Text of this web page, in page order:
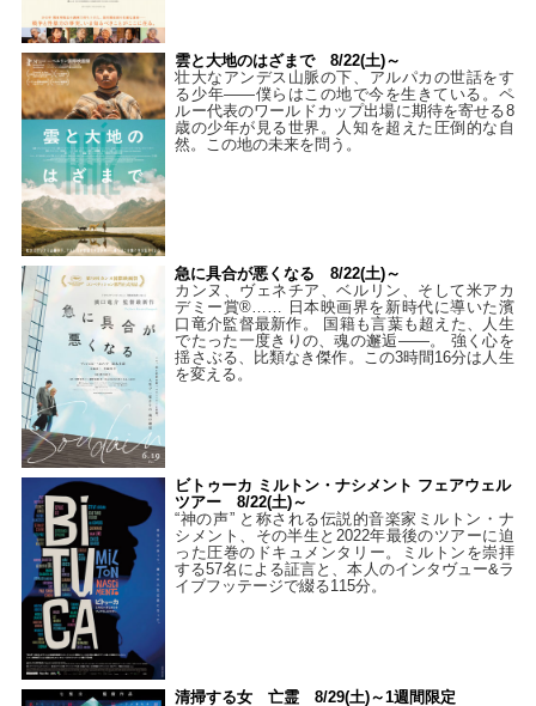
雲と大地のはざまで 8/22(土)～
壮大なアンデス山脈の下、アルパカの世話をす
る少年――僕らはこの地で今を生きている。ペ
ルー代表のワールドカップ出場に期待を寄せる8
歳の少年が見る世界。人知を超えた圧倒的な自
然。この地の未来を問う。
急に具合が悪くなる 8/22(土)～
カンヌ、ヴェネチア、ベルリン、そして米アカ
デミー賞®…… 日本映画界を新時代に導いた濱
口竜介監督最新作。 国籍も言葉も超えた、人生
でたった一度きりの、魂の邂逅――。 強く心を
揺さぶる、比類なき傑作。この3時間16分は人生
を変える。
ビトゥーカ ミルトン・ナシメント フェアウェル
ツアー 8/22(土)～
“神の声” と称される伝説的音楽家ミルトン・ナ
シメント、その半生と2022年最後のツアーに迫
った圧巻のドキュメンタリー。ミルトンを崇拝
する57名による証言と、本人のインタヴュー&ラ
イブフッテージで綴る115分。
清掃する女 亡霊 8/29(土)～1週間限定